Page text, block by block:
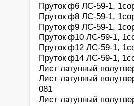
Пруток ф6 ЛС-59-1,
Пруток ф8 ЛС-59-1,
Пруток ф9 ЛС-59-1,
Пруток ф10 ЛС-59-1,
Пруток ф12 ЛС-59-1,
Пруток ф14 ЛС-59-1,
Лист латунный
Лист латунный
081
Лист латунный